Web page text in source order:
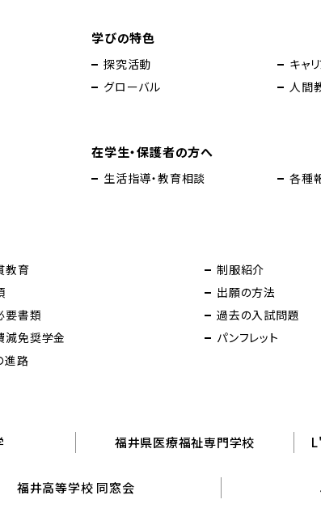
学びの特色
探究活動
キャ
グローバル
人間
在学生・保護者の方へ
生活指導・教育相談 各種
教育
制服紹介
出願の方法
要書類
過去の入試問題
減免奨学金
パンフレット
進路
福井県医療福祉専門学校
福井高等学校 同窓会